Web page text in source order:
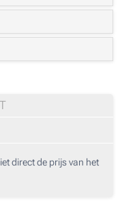
logo:
in
direct de prijs van het